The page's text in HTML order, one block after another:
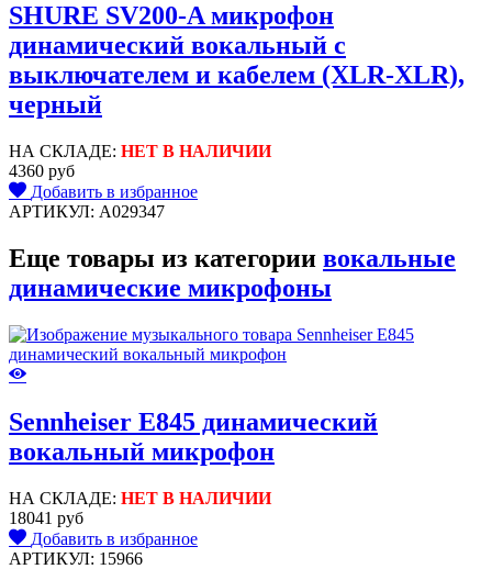
SHURE SV200-A микрофон
динамический вокальный с
выключателем и кабелем (XLR-XLR),
черный
НА СКЛАДЕ: НЕТ В НАЛИЧИИ
4360 руб
Добавить в избранное
АРТИКУЛ: A029347
Еще товары из категории вокальные
динамические микрофоны
Sennheiser E845 динамический
вокальный микрофон
НА СКЛАДЕ: НЕТ В НАЛИЧИИ
18041 руб
Добавить в избранное
АРТИКУЛ: 15966